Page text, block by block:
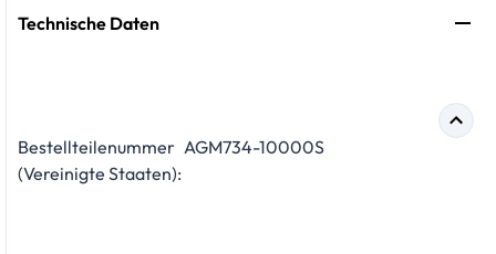
Technische Daten
Bestellteilenummer
(Vereinigte Staaten):
AGM734-10000S